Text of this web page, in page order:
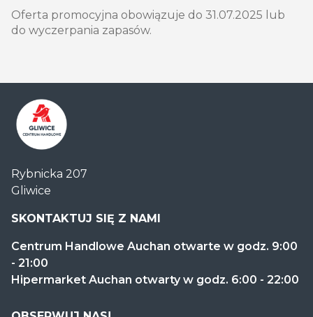
Oferta promocyjna obowiązuje do 31.07.2025 lub
do wyczerpania zapasów.
Handlowe
Auchan
Gliwice
Rybnicka 207
Gliwice
SKONTAKTUJ SIĘ Z NAMI
Centrum Handlowe Auchan otwarte w godz. 9:00
- 21:00
Hipermarket Auchan otwarty w godz. 6:00 - 22:00